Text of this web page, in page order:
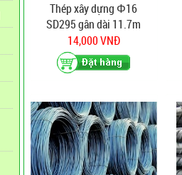
Thép xây dựng Φ16
SD295 gân dài 11.7m
14,000 VNĐ